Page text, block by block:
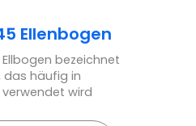
Ellenbogen
Ellbogen bezeichnet
das häufig in
wird